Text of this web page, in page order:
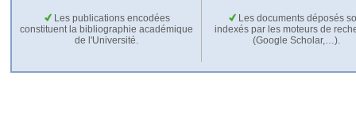
Les publications encodées
constituent la bibliographie académique
de l'Université.
Les documents déposés
indexés par les moteurs de
(Google Scholar,…).